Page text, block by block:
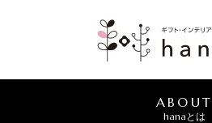
ABOUT
hanaとは